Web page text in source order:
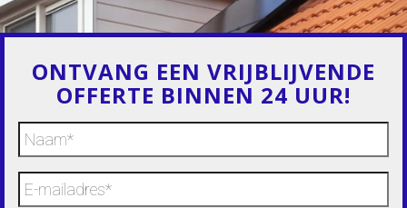
20190703_143129
ONTVANG EEN VRIJBLIJVENDE
OFFERTE BINNEN 24 UUR!